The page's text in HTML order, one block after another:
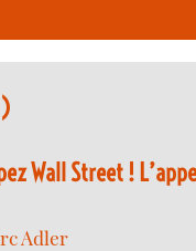
Wall Street !
Adler